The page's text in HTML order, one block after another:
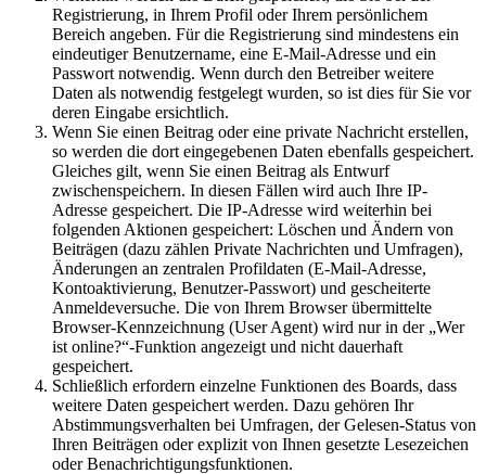
Registrierung, in Ihrem Profil oder Ihrem persönlichem
Bereich angeben. Für die Registrierung sind mindestens ein
eindeutiger Benutzername, eine E-Mail-Adresse und ein
Passwort notwendig. Wenn durch den Betreiber weitere
Daten als notwendig festgelegt wurden, so ist dies für Sie vor
deren Eingabe ersichtlich.
Wenn Sie einen Beitrag oder eine private Nachricht erstellen,
so werden die dort eingegebenen Daten ebenfalls gespeichert.
Gleiches gilt, wenn Sie einen Beitrag als Entwurf
zwischenspeichern. In diesen Fällen wird auch Ihre IP-
Adresse gespeichert. Die IP-Adresse wird weiterhin bei
folgenden Aktionen gespeichert: Löschen und Ändern von
Beiträgen (dazu zählen Private Nachrichten und Umfragen),
Änderungen an zentralen Profildaten (E-Mail-Adresse,
Kontoaktivierung, Benutzer-Passwort) und gescheiterte
Anmeldeversuche. Die von Ihrem Browser übermittelte
Browser-Kennzeichnung (User Agent) wird nur in der „Wer
ist online?“-Funktion angezeigt und nicht dauerhaft
gespeichert.
Schließlich erfordern einzelne Funktionen des Boards, dass
weitere Daten gespeichert werden. Dazu gehören Ihr
Abstimmungsverhalten bei Umfragen, der Gelesen-Status von
Ihren Beiträgen oder explizit von Ihnen gesetzte Lesezeichen
oder Benachrichtigungsfunktionen.